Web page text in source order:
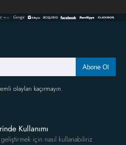
Abone Ol
olayları kaçırmayın.
Kullanımı
için nasıl kullanabiliriz